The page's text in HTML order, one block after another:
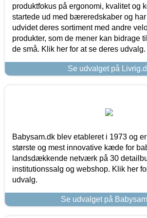
produktfokus på ergonomi, kvalitet og
startede ud med bæreredskaber og
udvidet deres sortiment med andre
produkter, som de mener kan bidrage
de små. Klik her for at se deres udvalg.
Se udvalget på
Babysam.dk blev etableret i 1973 og
største og mest innovative kæde for
landsdækkende netværk på 30
institutionssalg og webshop. Klik her
udvalg.
Se udvalget på